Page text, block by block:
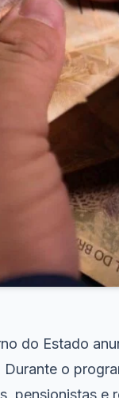
do Estado
o
pensionistas e